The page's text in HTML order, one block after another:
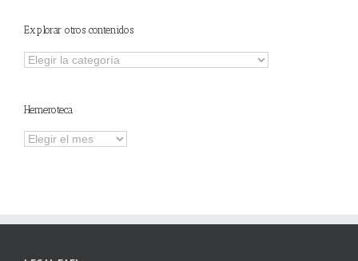
Explorar otros contenidos
Explorar
Hemeroteca
Hemeroteca